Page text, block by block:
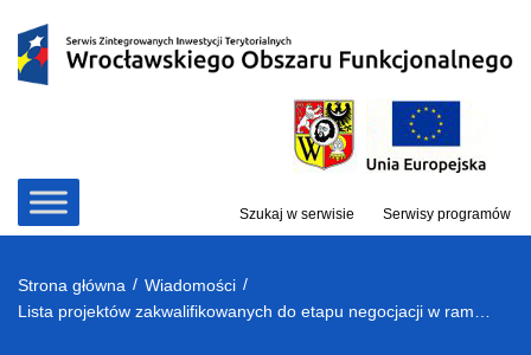
treści
Szukaj w serwisie Serwisy programów
Strona główna / Wiadomości /